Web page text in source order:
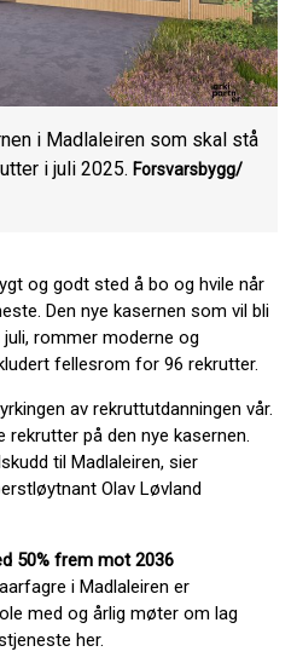
i Madlaleiren som skal stå
i juli 2025. Forsvarsbygg/
og godt sted å bo og hvile når
Den nye kasernen som vil bli
rommer moderne og
fellesrom for 96 rekrutter.
av rekruttutdanningen vår.
på den nye kasernen.
til Madlaleiren, sier
Olav Løvland
50% frem mot 2036
i Madlaleiren er
med og årlig møter om lag
her.